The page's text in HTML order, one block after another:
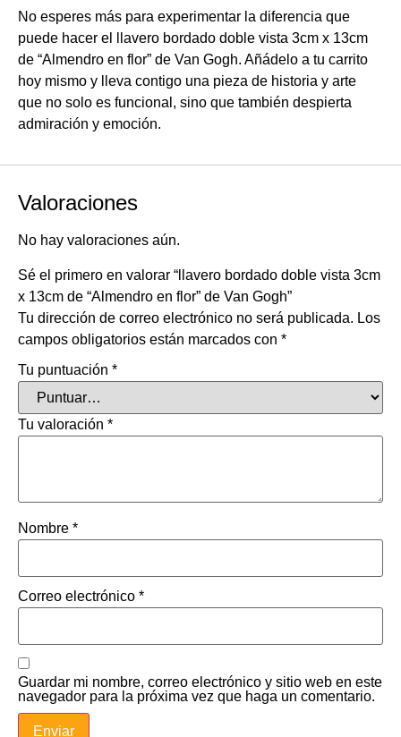
No esperes más para experimentar la diferencia que
puede hacer el llavero bordado doble vista 3cm x 13cm
de “Almendro en flor” de Van Gogh. Añádelo a tu carrito
hoy mismo y lleva contigo una pieza de historia y arte
que no solo es funcional, sino que también despierta
admiración y emoción.
Valoraciones
No hay valoraciones aún.
Sé el primero en valorar “llavero bordado doble vista 3cm
x 13cm de “Almendro en flor” de Van Gogh”
Tu dirección de correo electrónico no será publicada. Los
campos obligatorios están marcados con *
Tu puntuación *
Tu valoración *
Nombre *
Correo electrónico *
Guardar mi nombre, correo electrónico y sitio web en este
navegador para la próxima vez que haga un comentario.